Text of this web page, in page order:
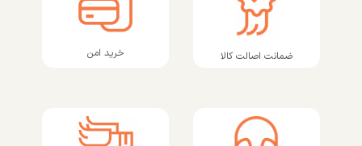
ضمانت اصالت کالا خرید امن